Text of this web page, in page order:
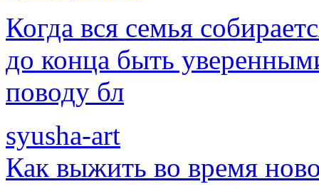
Когда вся семья
до конца быть
поводу бл
syusha-art
Как выжить во время